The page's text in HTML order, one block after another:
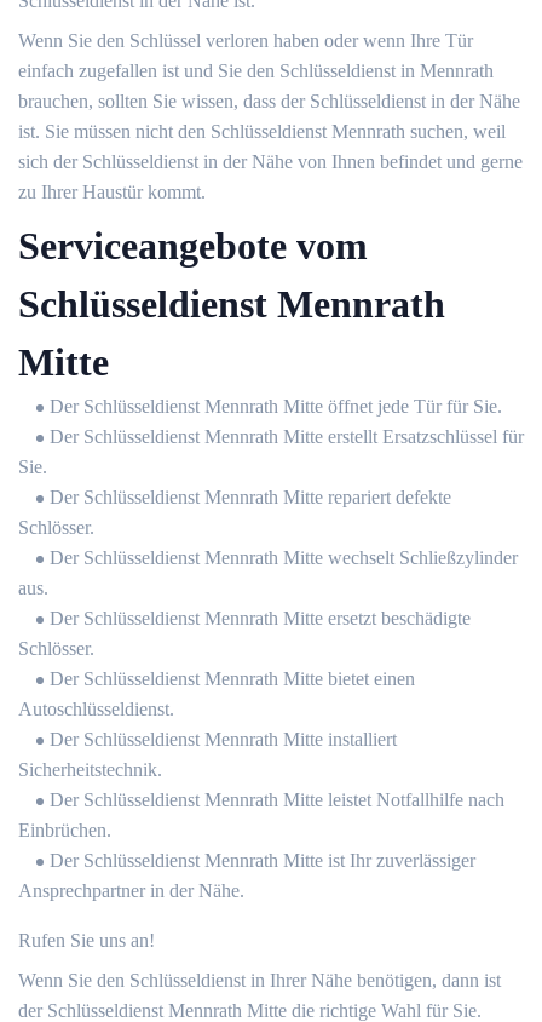
Wenn Sie den Schlüssel verloren haben oder wenn Ihre Tür
einfach zugefallen ist und Sie den Schlüsseldienst in Mennrath
brauchen, sollten Sie wissen, dass der Schlüsseldienst in der Nähe
ist. Sie müssen nicht den Schlüsseldienst Mennrath suchen, weil
sich der Schlüsseldienst in der Nähe von Ihnen befindet und gerne
zu Ihrer Haustür kommt.
Serviceangebote vom
Schlüsseldienst Mennrath
Mitte
Der Schlüsseldienst Mennrath Mitte öffnet jede Tür für Sie.
Der Schlüsseldienst Mennrath Mitte erstellt Ersatzschlüssel für
Sie.
Der Schlüsseldienst Mennrath Mitte repariert defekte
Schlösser.
Der Schlüsseldienst Mennrath Mitte wechselt Schließzylinder
aus.
Der Schlüsseldienst Mennrath Mitte ersetzt beschädigte
Schlösser.
Der Schlüsseldienst Mennrath Mitte bietet einen
Autoschlüsseldienst.
Der Schlüsseldienst Mennrath Mitte installiert
Sicherheitstechnik.
Der Schlüsseldienst Mennrath Mitte leistet Notfallhilfe nach
Einbrüchen.
Der Schlüsseldienst Mennrath Mitte ist Ihr zuverlässiger
Ansprechpartner in der Nähe.
Rufen Sie uns an!
Wenn Sie den Schlüsseldienst in Ihrer Nähe benötigen, dann ist
der Schlüsseldienst Mennrath Mitte die richtige Wahl für Sie.